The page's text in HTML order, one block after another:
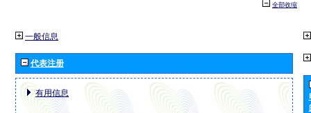
全部收缩
一般信息
代表注册
有用信息